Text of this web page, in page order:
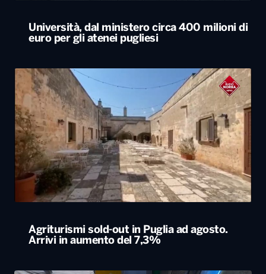
Università, dal ministero circa 400 milioni di
euro per gli atenei pugliesi
Agriturismi sold-out in Puglia ad agosto.
Arrivi in aumento del 7,3%